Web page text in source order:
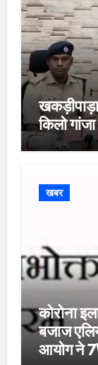
किलो
खबर
कोरोना
बजाज
आयोग ने